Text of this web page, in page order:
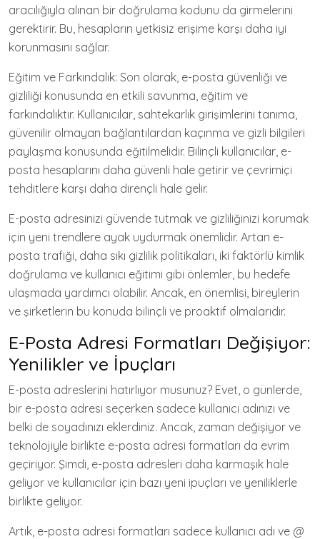
aracılığıyla alınan bir doğrulama kodunu da girmelerini
gerektirir. Bu, hesapların yetkisiz erişime karşı daha iyi
korunmasını sağlar.
Eğitim ve Farkındalık: Son olarak, e-posta güvenliği ve
gizliliği konusunda en etkili savunma, eğitim ve
farkındalıktır. Kullanıcılar, sahtekarlık girişimlerini tanıma,
güvenilir olmayan bağlantılardan kaçınma ve gizli bilgileri
paylaşma konusunda eğitilmelidir. Bilinçli kullanıcılar, e-
posta hesaplarını daha güvenli hale getirir ve çevrimiçi
tehditlere karşı daha dirençli hale gelir.
E-posta adresinizi güvende tutmak ve gizliliğinizi korumak
için yeni trendlere ayak uydurmak önemlidir. Artan e-
posta trafiği, daha sıkı gizlilik politikaları, iki faktörlü kimlik
doğrulama ve kullanıcı eğitimi gibi önlemler, bu hedefe
ulaşmada yardımcı olabilir. Ancak, en önemlisi, bireylerin
ve şirketlerin bu konuda bilinçli ve proaktif olmalarıdır.
E-Posta Adresi Formatları Değişiyor:
Yenilikler ve İpuçları
E-posta adreslerini hatırlıyor musunuz? Evet, o günlerde,
bir e-posta adresi seçerken sadece kullanıcı adınızı ve
belki de soyadınızı eklerdiniz. Ancak, zaman değişiyor ve
teknolojiyle birlikte e-posta adresi formatları da evrim
geçiriyor. Şimdi, e-posta adresleri daha karmaşık hale
geliyor ve kullanıcılar için bazı yeni ipuçları ve yeniliklerle
birlikte geliyor.
Artık, e-posta adresi formatları sadece kullanıcı adı ve @